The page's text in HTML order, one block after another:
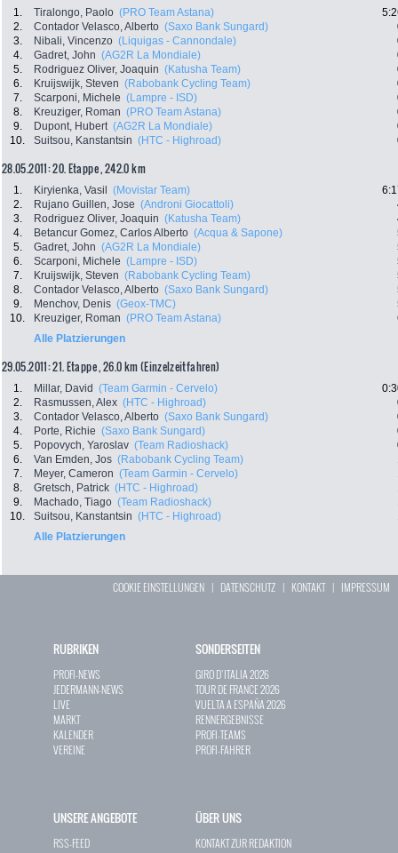
1. Tiralongo, Paolo (PRO Team Astana)
2.
Contador Velasco, Alberto (Saxo Bank Sungard)
3.
Nibali, Vincenzo (Liquigas - Cannondale)
4.
Gadret, John (AG2R La Mondiale)
5.
Rodriguez Oliver, Joaquin (Katusha Team)
6.
Kruijswijk, Steven (Rabobank Cycling Team)
7.
Scarponi, Michele (Lampre - ISD)
8.
Kreuziger, Roman (PRO Team Astana)
9.
Dupont, Hubert (AG2R La Mondiale)
10.
Suitsou, Kanstantsin (HTC - Highroad)
28.05.2011: 20. Etappe , 242.0 km
1. Kiryienka, Vasil (Movistar Team)
2.
Rujano Guillen, Jose (Androni Giocattoli)
3.
Rodriguez Oliver, Joaquin (Katusha Team)
4.
Betancur Gomez, Carlos Alberto (Acqua & Sapone)
5.
Gadret, John (AG2R La Mondiale)
6.
Scarponi, Michele (Lampre - ISD)
7.
Kruijswijk, Steven (Rabobank Cycling Team)
8.
Contador Velasco, Alberto (Saxo Bank Sungard)
9.
Menchov, Denis (Geox-TMC)
10.
Kreuziger, Roman (PRO Team Astana)
Alle Platzierungen
29.05.2011: 21. Etappe , 26.0 km (Einzelzeitfahren)
1. Millar, David (Team Garmin - Cervelo)
2.
Rasmussen, Alex (HTC - Highroad)
3.
Contador Velasco, Alberto (Saxo Bank Sungard)
4.
Porte, Richie (Saxo Bank Sungard)
5.
Popovych, Yaroslav (Team Radioshack)
6.
Van Emden, Jos (Rabobank Cycling Team)
7.
Meyer, Cameron (Team Garmin - Cervelo)
8.
Gretsch, Patrick (HTC - Highroad)
9.
Machado, Tiago (Team Radioshack)
10.
Suitsou, Kanstantsin (HTC - Highroad)
Alle Platzierungen
COOKIE EINSTELLUNGEN | DATENSCHUTZ | KONTAKT| IMPRESSUM
RUBRIKEN
PROFI-NEWS
JEDERMANN-NEWS
LIVE
MARKT
KALENDER
VEREINE
SONDERSEITEN
GIRO D`ITALIA 2026
TOUR DE FRANCE 2026
VUELTA A ESPAÑA 2026
RENNERGEBNISSE
PROFI-TEAMS
PROFI-FAHRER
UNSERE ANGEBOTE
RSS-FEED
ÜBER UNS
KONTAKT ZUR REDAKTION